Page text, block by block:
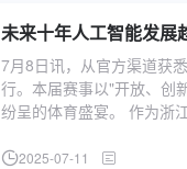
未来十年人工智能发展
7月8日讯，从官方渠道获
行。本届赛事以"开放、创
纷呈的体育盛宴。 作为浙
2025-07-11